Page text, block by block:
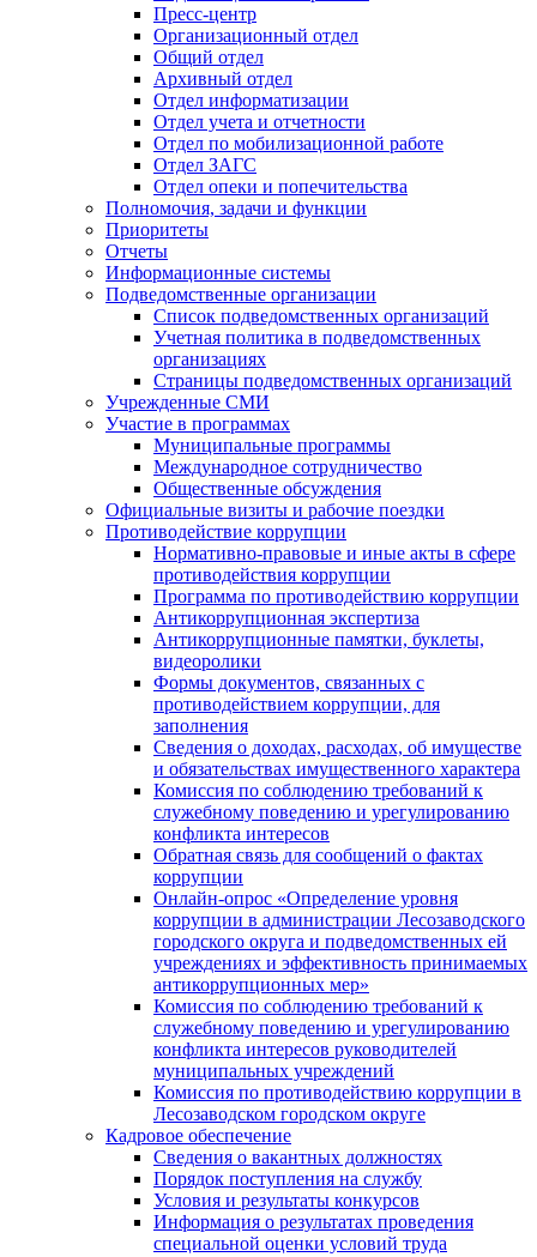
Пресс-центр
Организационный отдел
Общий отдел
Архивный отдел
Отдел информатизации
Отдел учета и отчетности
Отдел по мобилизационной работе
Отдел ЗАГС
Отдел опеки и попечительства
Полномочия, задачи и функции
Приоритеты
Отчеты
Информационные системы
Подведомственные организации
Список подведомственных организаций
Учетная политика в подведомственных
организациях
Страницы подведомственных организаций
Учрежденные СМИ
Участие в программах
Муниципальные программы
Международное сотрудничество
Общественные обсуждения
Официальные визиты и рабочие поездки
Противодействие коррупции
Нормативно-правовые и иные акты в сфере
противодействия коррупции
Программа по противодействию коррупции
Антикоррупционная экспертиза
Антикоррупционные памятки, буклеты,
видеоролики
Формы документов, связанных с
противодействием коррупции, для
заполнения
Сведения о доходах, расходах, об имуществе
и обязательствах имущественного характера
Комиссия по соблюдению требований к
служебному поведению и урегулированию
конфликта интересов
Обратная связь для сообщений о фактах
коррупции
Онлайн-опрос «Определение уровня
коррупции в администрации Лесозаводского
городского округа и подведомственных ей
учреждениях и эффективность принимаемых
антикоррупционных мер»
Комиссия по соблюдению требований к
служебному поведению и урегулированию
конфликта интересов руководителей
муниципальных учреждений
Комиссия по противодействию коррупции в
Лесозаводском городском округе
Кадровое обеспечение
Сведения о вакантных должностях
Порядок поступления на службу
Условия и результаты конкурсов
Информация о результатах проведения
специальной оценки условий труда